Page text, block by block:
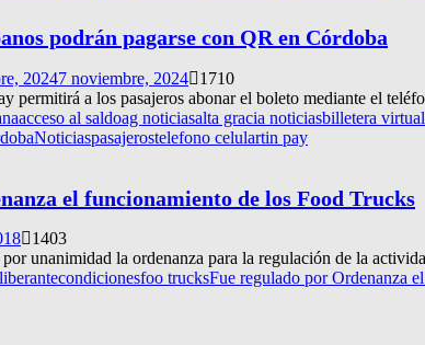
podrán pagarse con QR en Córdoba
20247 noviembre, 2024
1710
permitirá a los pasajeros abonar el boleto mediante el
acceso al saldoag noticiasalta gracia noticiasbilletera virtual
Noticiaspasajerostelefono celulartin pay
el funcionamiento de los Food Trucks
1403
unanimidad la ordenanza para la regulación de la
condicionesfoo trucksFue regulado por Ordenanza